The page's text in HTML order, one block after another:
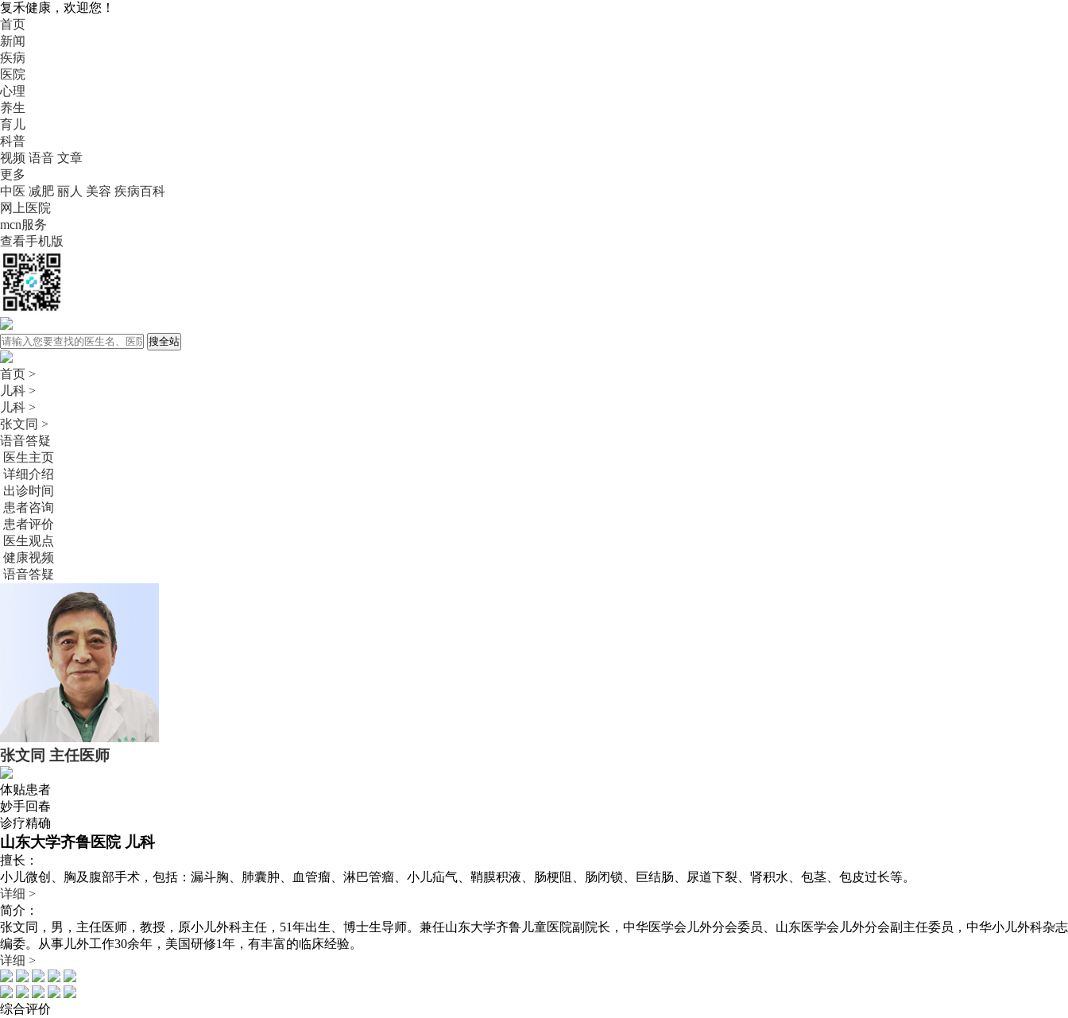
复禾健康，欢迎您！
首页
新闻
疾病
医院
心理
养生
育儿
科普
视频 语音 文章
更多
中医 减肥 丽人 美容 疾病百科
网上医院
mcn服务
查看手机版
搜全站
首页 >
儿科 >
儿科 >
张文同 >
语音答疑
医生主页
详细介绍
出诊时间
患者咨询
患者评价
医生观点
健康视频
语音答疑
张文同 主任医师
体贴患者
妙手回春
诊疗精确
山东大学齐鲁医院 儿科
擅长：
小儿微创、胸及腹部手术，包括：漏斗胸、肺囊肿、血管瘤、淋巴管瘤、小儿疝气、鞘膜积液、肠梗阻、肠闭锁、巨结肠、尿道下裂、肾积水、包茎、包皮过长等。
详细 >
简介：
张文同，男，主任医师，教授，原小儿外科主任，51年出生、博士生导师。兼任山东大学齐鲁儿童医院副院长，中华医学会儿外分会委员、山东医学会儿外分会副主任委员，中华小儿外科杂志
编委。从事儿外工作30余年，美国研修1年，有丰富的临床经验。
详细 >
综合评价